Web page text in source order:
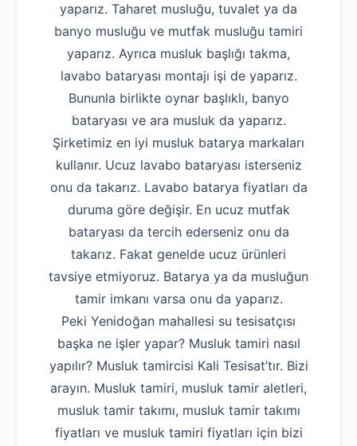
Robotla
Su Kaçağı
Profesyonel Petek
Uzmana Sor
Hakkımızda
İletişim
yaparız. Taharet musluğu, tuvalet ya da
banyo musluğu ve mutfak musluğu tamiri
yaparız. Ayrıca musluk başlığı takma,
lavabo bataryası montajı işi de yaparız.
Bununla birlikte oynar başlıklı, banyo
bataryası ve ara musluk da yaparız.
Şirketimiz en iyi musluk batarya markaları
kullanır. Ucuz lavabo bataryası isterseniz
onu da takarız. Lavabo batarya fiyatları da
duruma göre değişir. En ucuz mutfak
bataryası da tercih ederseniz onu da
takarız. Fakat genelde ucuz ürünleri
tavsiye etmiyoruz. Batarya ya da musluğun
tamir imkanı varsa onu da yaparız.
Peki Yenidoğan mahallesi su tesisatçısı
başka ne işler yapar? Musluk tamiri nasıl
yapılır? Musluk tamircisi Kali Tesisat’tır. Bizi
arayın. Musluk tamiri, musluk tamir aletleri,
musluk tamir takımı, musluk tamir takımı
fiyatları ve musluk tamiri fiyatları için bizi